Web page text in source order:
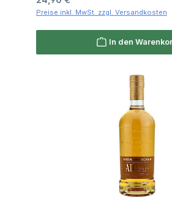
Preise inkl. MwSt. zzgl. Versandkosten
In den